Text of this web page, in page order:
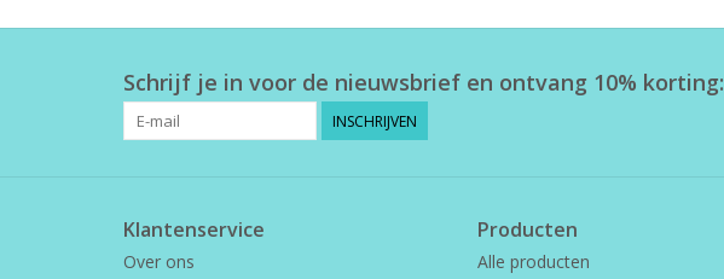
Schrijf je in voor de nieuwsbrief en ontvang 10% korting:
INSCHRIJVEN
Klantenservice
Over ons
Producten
Alle producten